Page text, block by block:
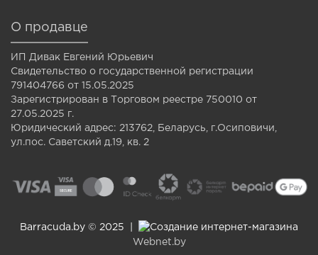
О продавце
ИП Дивак Евгений Юрьевич
Свидетельство о государственной регистрации
791404766 от 15.05.2025
Зарегистрирован в Торговом реестре 750010 от
27.05.2025 г.
Юридический адрес: 213762, Беларусь, г.Осиповичи,
ул.пос. Саветский д.19, кв. 2
Barracuda.by © 2025 |
Создание интернет-магазина
Webnet.by